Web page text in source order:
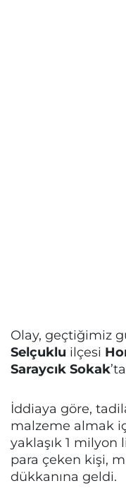
Olay, geçtiğimiz
Selçuklu ilçesi
Saraycık Sokak
İddiaya göre,
malzeme almak
yaklaşık 1 milyon
para çeken kişi,
dükkanına geldi.